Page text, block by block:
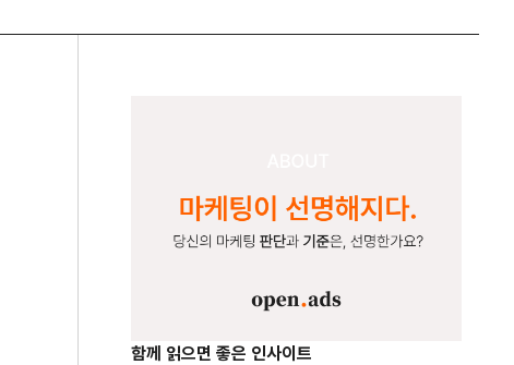
함께 읽으면 좋은 인사이트